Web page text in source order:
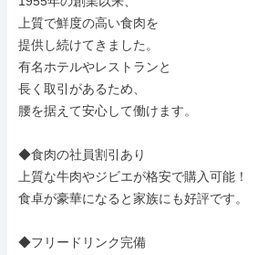
上質で鮮度の高い食肉を
提供し続けてきました。
有名ホテルやレストランと
長く取引があるため、
腰を据えて安心して働けます。
◆食肉の社員割引あり
上質な牛肉やジビエが格安で購入可能！
食卓が豪華になると家族にも好評です。
◆フリードリンク完備